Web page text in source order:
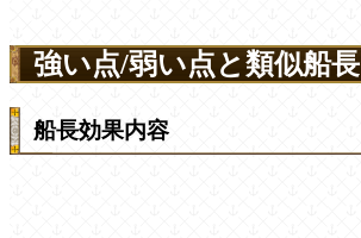
強い点/弱い点と類似船長
船長効果内容